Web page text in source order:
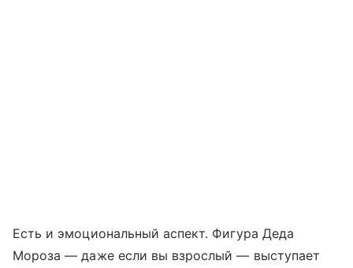
Есть и эмоциональный аспект. Фигура Деда
Мороза — даже если вы взрослый — выступает